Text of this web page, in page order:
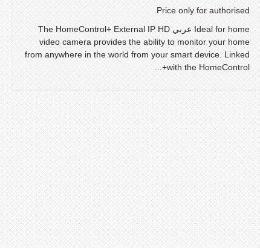
Price only for authorised
Ideal for home عربي The HomeControl+ External IP HD
video camera provides the ability to monitor your home
from anywhere in the world from your smart device. Linked
with the HomeControl+...